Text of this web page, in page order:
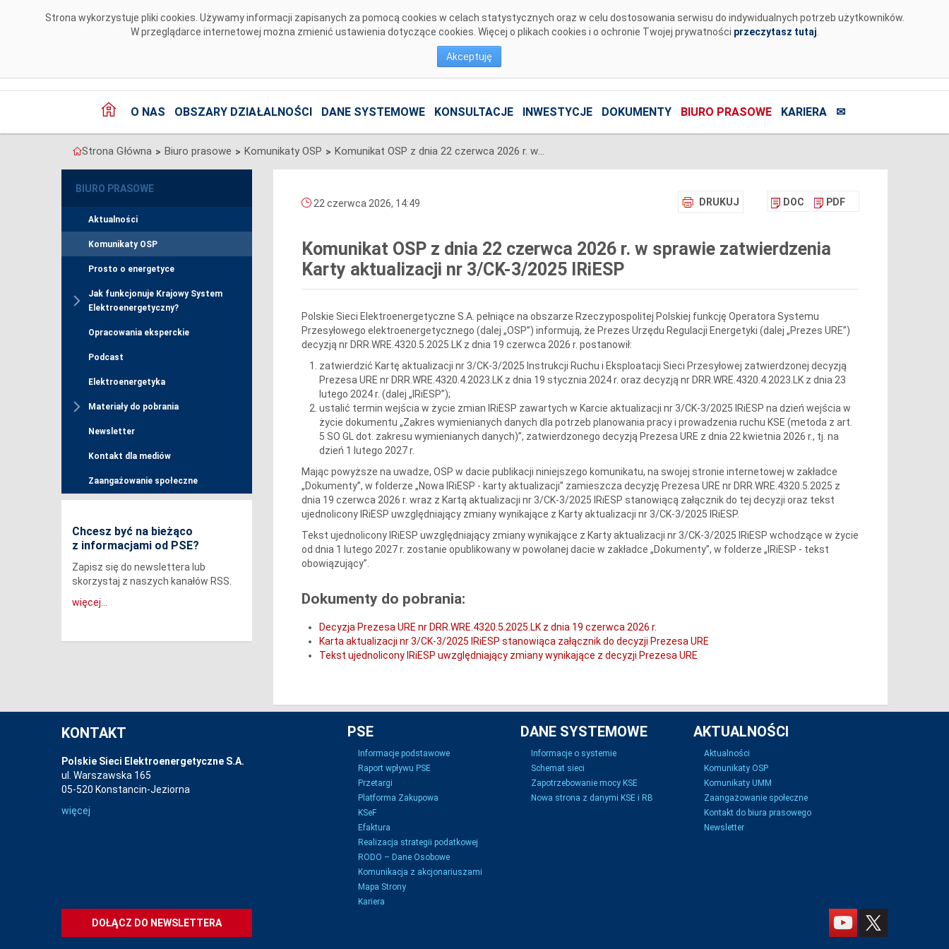
Strona wykorzystuje pliki cookies. Używamy informacji zapisanych za pomocą cookies w celach statystycznych oraz w celu dostosowania serwisu do indywidualnych potrzeb użytkowników.
W przeglądarce internetowej można zmienić ustawienia dotyczące cookies. Więcej o plikach cookies i o ochronie Twojej prywatności przeczytasz tutaj
Akceptuję
O NAS OBSZARY DZIAŁALNOŚCI DANE SYSTEMOWE KONSULTACJE INWESTYCJE DOKUMENTY BIURO PRASOWE KARIERA ✉
Strona Główna > Biuro prasowe > Komunikaty OSP > Komunikat OSP z dnia 22 czerwca 2026 r. w sprawie zatwierdzenia Karty aktualizacji nr 3/CK-3/2025 IRiESP
BIURO PRASOWE
Aktualności
Komunikaty OSP
Prosto o energetyce
Jak funkcjonuje Krajowy System
Elektroenergetyczny?
Opracowania eksperckie
Podcast
Elektroenergetyka
Materiały do pobrania
Newsletter
Kontakt dla mediów
Zaangażowanie społeczne
Chcesz być na bieżąco
z informacjami od PSE?
Zapisz się do newslettera lub
skorzystaj z naszych kanałów RSS.
więcej...
DRUKUJ DOC PDF
22 czerwca 2026, 14:49
Komunikat OSP z dnia 22 czerwca 2026 r. w sprawie zatwierdzenia
Karty aktualizacji nr 3/CK-3/2025 IRiESP
Polskie Sieci Elektroenergetyczne S.A. pełniące na obszarze Rzeczypospolitej Polskiej funkcję Operatora Systemu
Przesyłowego elektroenergetycznego (dalej „OSP”) informują, że Prezes Urzędu Regulacji Energetyki (dalej „Prezes URE”)
decyzją nr DRR.WRE.4320.5.2025.LK z dnia 19 czerwca 2026 r. postanowił:
zatwierdzić Kartę aktualizacji nr 3/CK-3/2025 Instrukcji Ruchu i Eksploatacji Sieci Przesyłowej zatwierdzonej decyzją
Prezesa URE nr DRR.WRE.4320.4.2023.LK z dnia 19 stycznia 2024 r. oraz decyzją nr DRR.WRE.4320.4.2023.LK z dnia 23
lutego 2024 r. (dalej „IRiESP”);
ustalić termin wejścia w życie zmian IRiESP zawartych w Karcie aktualizacji nr 3/CK-3/2025 IRiESP na dzień wejścia w
życie dokumentu „Zakres wymienianych danych dla potrzeb planowania pracy i prowadzenia ruchu KSE (metoda z art.
5 SO GL dot. zakresu wymienianych danych)”, zatwierdzonego decyzją Prezesa URE z dnia 22 kwietnia 2026 r., tj. na
dzień 1 lutego 2027 r.
Mając powyższe na uwadze, OSP w dacie publikacji niniejszego komunikatu, na swojej stronie internetowej w zakładce
„Dokumenty”, w folderze „Nowa IRiESP - karty aktualizacji” zamieszcza decyzję Prezesa URE nr DRR.WRE.4320.5.2025 z
dnia 19 czerwca 2026 r. wraz z Kartą aktualizacji nr 3/CK-3/2025 IRiESP stanowiącą załącznik do tej decyzji oraz tekst
ujednolicony IRiESP uwzględniający zmiany wynikające z Karty aktualizacji nr 3/CK-3/2025 IRiESP.
Tekst ujednolicony IRiESP uwzględniający zmiany wynikające z Karty aktualizacji nr 3/CK-3/2025 IRiESP wchodzące w życie
od dnia 1 lutego 2027 r. zostanie opublikowany w powołanej dacie w zakładce „Dokumenty”, w folderze „IRiESP - tekst
obowiązujący”.
Dokumenty do pobrania:
Decyzja Prezesa URE nr DRR.WRE.4320.5.2025.LK z dnia 19 czerwca 2026 r.
Karta aktualizacji nr 3/CK-3/2025 IRiESP stanowiąca załącznik do decyzji Prezesa URE
Tekst ujednolicony IRiESP uwzględniający zmiany wynikające z decyzji Prezesa URE
KONTAKT
Polskie Sieci Elektroenergetyczne S.A.
ul. Warszawska 165
05-520 Konstancin-Jeziorna
więcej
PSE
Informacje podstawowe
Raport wpływu PSE
Przetargi
Platforma Zakupowa
KSeF
Efaktura
Realizacja strategii podatkowej
RODO – Dane Osobowe
Komunikacja z akcjonariuszami
Mapa Strony
Kariera
DANE SYSTEMOWE
Informacje o systemie
Schemat sieci
Zapotrzebowanie mocy KSE
Nowa strona z danymi KSE i RB
AKTUALNOŚCI
Aktualności
Komunikaty OSP
Komunikaty UMM
Zaangażowanie społeczne
Kontakt do biura prasowego
Newsletter
DOŁĄCZ DO NEWSLETTERA